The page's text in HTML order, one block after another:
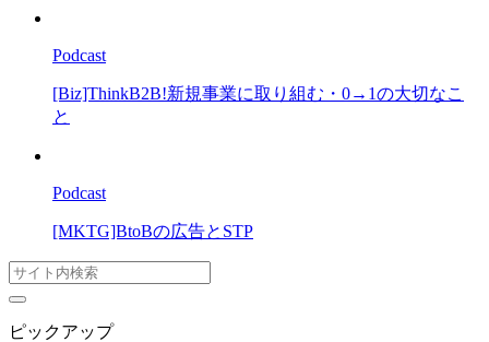
Podcast
[Biz]ThinkB2B!新規事業に取り組む・0→1の大切なこ
と
Podcast
[MKTG]BtoBの広告とSTP
ピックアップ